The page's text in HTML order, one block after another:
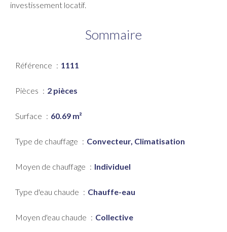
investissement locatif.
Sommaire
Référence 1111
Pièces 2 pièces
Surface 60.69 m²
Type de chauffage Convecteur, Climatisation
Moyen de chauffage Individuel
Type d'eau chaude Chauffe-eau
Moyen d'eau chaude Collective